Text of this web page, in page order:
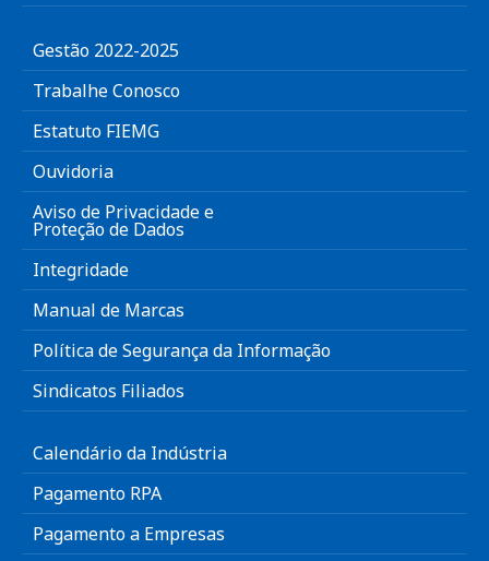
Gestão 2022-2025
Trabalhe Conosco
Estatuto FIEMG
Ouvidoria
Aviso de Privacidade e
Proteção de Dados
Integridade
Manual de Marcas
Política de Segurança da Informação
Sindicatos Filiados
Calendário da Indústria
Pagamento RPA
Pagamento a Empresas